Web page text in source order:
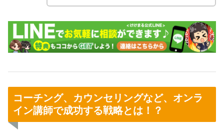
コーチング、カウンセリングなど、オンラ
イン講師で成功する戦略とは！？